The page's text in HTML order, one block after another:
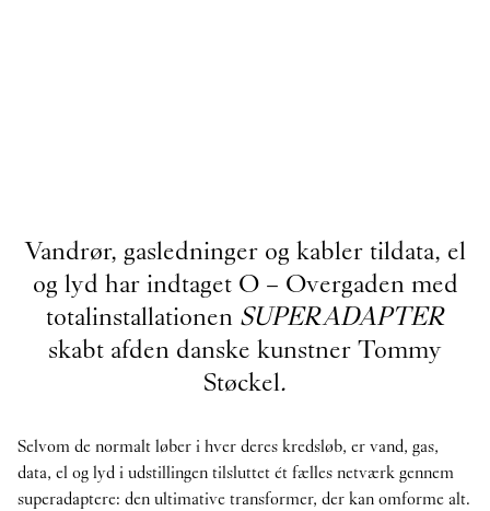
Vandrør, gasledninger og kabler tildata, el
og lyd har indtaget O – Overgaden med
totalinstallationen SUPERADAPTER
skabt afden danske kunstner Tommy
Støckel.
Selvom de normalt løber i hver deres kredsløb, er vand, gas,
data, el og lyd i udstillingen tilsluttet ét fælles netværk gennem
superadaptere: den ultimative transformer, der kan omforme alt.